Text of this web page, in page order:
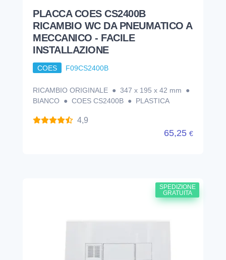
PLACCA COES CS2400B
RICAMBIO WC DA PNEUMATICO A
MECCANICO - FACILE
INSTALLAZIONE
COES F09CS2400B
RICAMBIO ORIGINALE ● 347 x 195 x 42 mm ●
BIANCO ● COES CS2400B ● PLASTICA
4,9
65,25 €
SPEDIZIONE
GRATUITA